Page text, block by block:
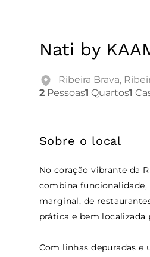
Nati by
Ribeira Brava,
2 Pessoas1 Quartos1
Sobre o local
No coração vibrante da
combina funcionalidade,
marginal, de
prática e bem localizada
Com linhas depuradas e